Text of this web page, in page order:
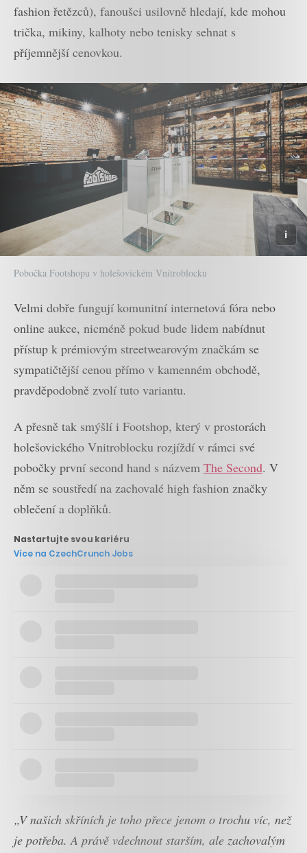
fashion řetězců), fanoušci usilovně hledají, kde mohou
trička, mikiny, kalhoty nebo tenisky sehnat s
příjemnější cenovkou.
Pobočka Footshopu v holešovickém Vnitroblocku
Velmi dobře fungují komunitní internetová fóra nebo
online aukce, nicméně pokud bude lidem nabídnut
přístup k prémiovým streetwearovým značkám se
sympatičtější cenou přímo v kamenném obchodě,
pravděpodobně zvolí tuto variantu.
A přesně tak smýšlí i Footshop, který v prostorách
holešovického Vnitroblocku rozjíždí v rámci své
pobočky první second hand s názvem The Second. V
něm se soustředí na zachovalé high fashion značky
oblečení a doplňků.
Nastartujte svou kariéru
Více na CzechCrunch Jobs
„V našich skříních je toho přece jenom o trochu víc, než
je potřeba. A právě vdechnout starším, ale zachovalým